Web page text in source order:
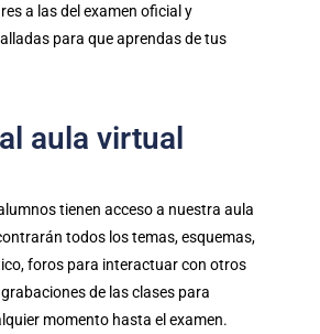
a las del examen oficial y
para que aprendas de tus
aula virtual
tienen acceso a nuestra aula
todos los temas, esquemas,
foros para interactuar con otros
de las clases para
momento hasta el examen.